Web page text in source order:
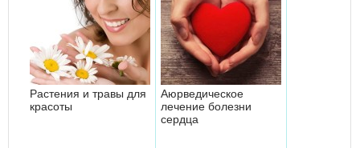
Растения и травы для
красоты
Аюрведическое
лечение болезни
сердца